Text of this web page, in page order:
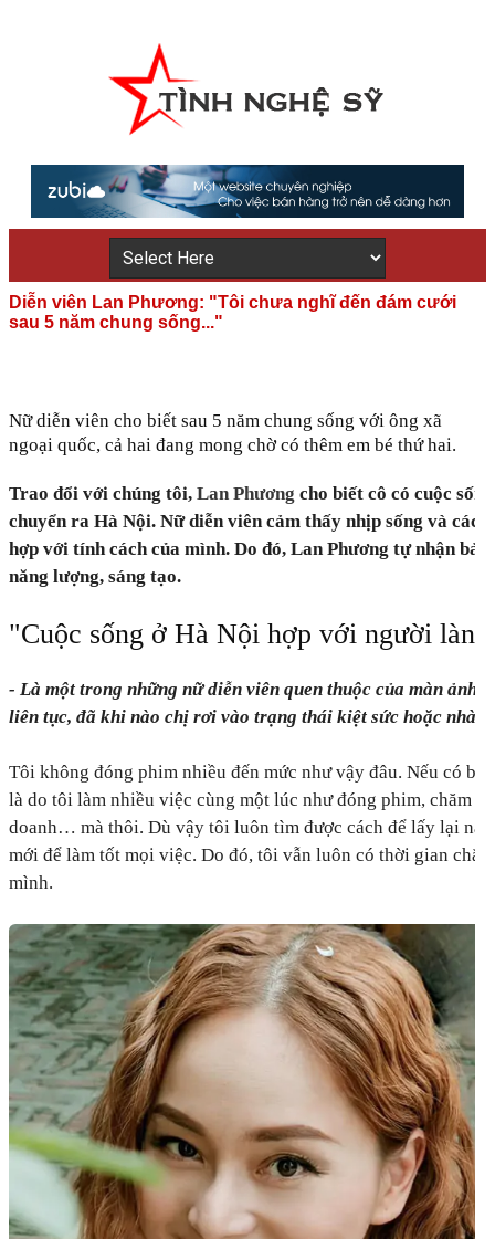
Diễn viên Lan Phương: "Tôi chưa nghĩ đến đám cưới
sau 5 năm chung sống..."
Nữ diễn viên cho biết sau 5 năm chung sống với ông xã
ngoại quốc, cả hai đang mong chờ có thêm em bé thứ hai.
Trao đổi với chúng tôi, Lan Phương cho biết cô có cuộc
chuyển ra Hà Nội. Nữ diễn viên cảm thấy nhịp sống và
hợp với tính cách của mình. Do đó, Lan Phương tự nhận
năng lượng, sáng tạo.
"Cuộc sống ở Hà Nội hợp với người
- Là một trong những nữ diễn viên quen thuộc của màn ảnh
liên tục, đã khi nào chị rơi vào trạng thái kiệt sức hoặc nhàm
Tôi không đóng phim nhiều đến mức như vậy đâu. Nếu có bị
là do tôi làm nhiều việc cùng một lúc như đóng phim, chăm
doanh… mà thôi. Dù vậy tôi luôn tìm được cách để lấy lại
mới để làm tốt mọi việc. Do đó, tôi vẫn luôn có thời gian
mình.